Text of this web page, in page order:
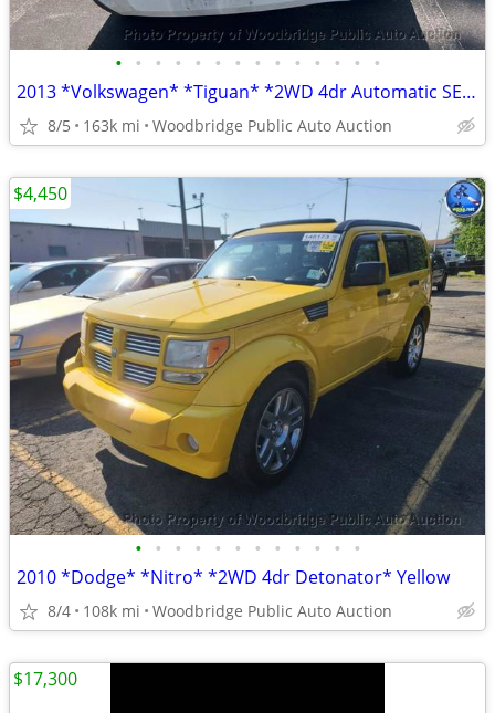
• • • • • • • • • • • • • •
2013 *Volkswagen* *Tiguan* *2WD 4dr Automatic SEL* W
8/5 163k mi Woodbridge Public Auto Auction
• • • • • • • • • • • •
2010 *Dodge* *Nitro* *2WD 4dr Detonator* Yellow
8/4 108k mi Woodbridge Public Auto Auction
$4,450
$17,300